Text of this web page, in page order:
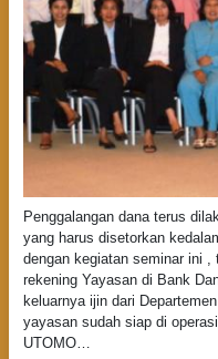
Penggalangan dana terus
yang harus disetorkan
dengan kegiatan seminar ini ,
rekening Yayasan di Bank
keluarnya ijin dari
yayasan sudah siap di
UTOMO…